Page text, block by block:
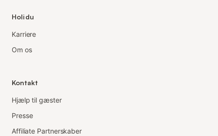
Holidu
Karriere
Om os
Kontakt
Hjælp til gæster
Presse
Affiliate Partnerskaber